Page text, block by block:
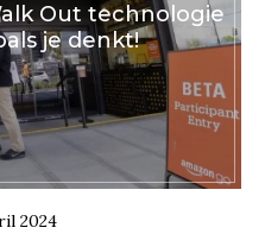
Out technologie
je denkt!
2024